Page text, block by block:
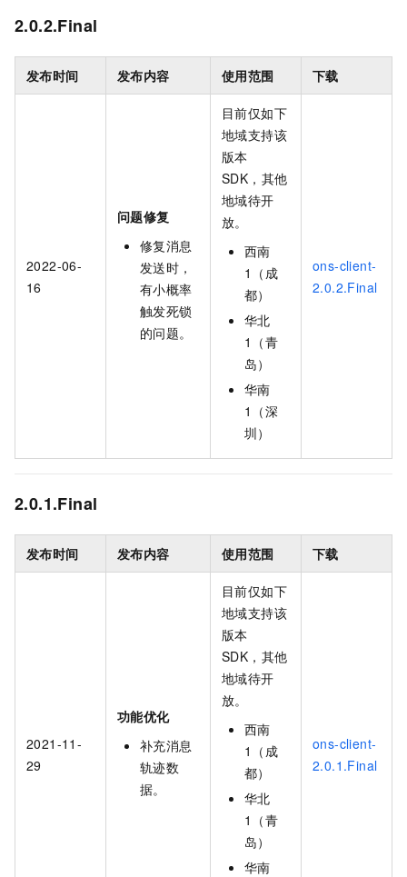
2.0.2.Final
发布时间 发布内容 使用范围 下载
2022-06-
16
问题修复
修复消息
发送时，
有小概率
触发死锁
的问题。
目前仅如下
地域支持该
版本
SDK，其他
地域待开
放。
西南
1（成
都）
华北
1（青
岛）
华南
1（深
圳）
ons-client-
2.0.2.Final
2.0.1.Final
发布时间 发布内容 使用范围 下载
2021-11-
29
功能优化
补充消息
轨迹数
据。
目前仅如下
地域支持该
版本
SDK，其他
地域待开
放。
西南
1（成
都）
华北
1（青
岛）
华南
ons-client-
2.0.1.Final